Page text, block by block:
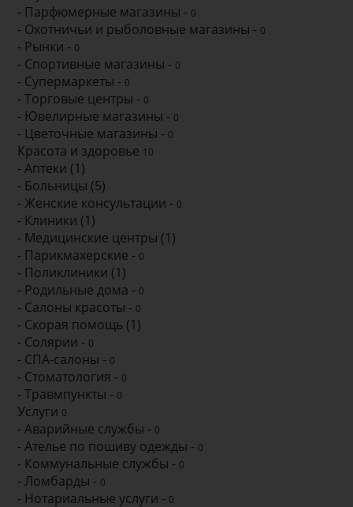
- Парфюмерные магазины - 0
- Охотничьи и рыболовные магазины - 0
- Рынки - 0
- Спортивные магазины - 0
- Супермаркеты - 0
- Торговые центры - 0
- Ювелирные магазины - 0
- Цветочные магазины - 0
Красота и здоровье 10
- Аптеки (1)
- Больницы (5)
- Женские консультации - 0
- Клиники (1)
- Медицинские центры (1)
- Парикмахерские - 0
- Поликлиники (1)
- Родильные дома - 0
- Салоны красоты - 0
- Скорая помощь (1)
- Солярии - 0
- СПА-салоны - 0
- Стоматология - 0
- Травмпункты - 0
Услуги 0
- Аварийные службы - 0
- Ателье по пошиву одежды - 0
- Коммунальные службы - 0
- Ломбарды - 0
- Нотариальные услуги - 0